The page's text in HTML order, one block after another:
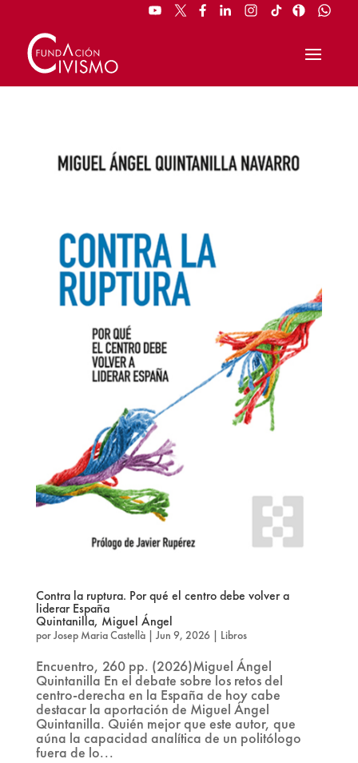
Contra la ruptura. Por qué el centro debe volver a
liderar España
Quintanilla, Miguel Ángel
porJosep Maria Castellà| Jun 9, 2026| Libros
Encuentro, 260 pp. (2026)Miguel Ángel
Quintanilla En el debate sobre los retos del
centro-derecha en la España de hoy cabe
destacar la aportación de Miguel Ángel
Quintanilla. Quién mejor que este autor, que
aúna la capacidad analítica de un politólogo
fuera de lo...